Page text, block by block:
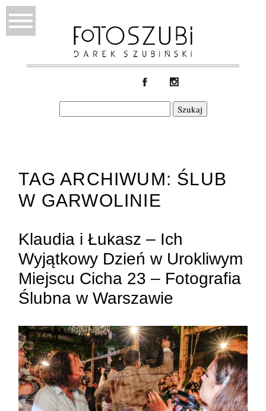
Szukaj:
TAG ARCHIWUM: ŚLUB
W GARWOLINIE
Klaudia i Łukasz – Ich
Wyjątkowy Dzień w Urokliwym
Miejscu Cicha 23 – Fotografia
Ślubna w Warszawie